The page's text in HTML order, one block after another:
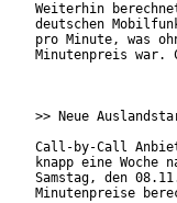
Weiterhin
deutschen
pro Minute, was
Minutenpreis war.
>> Neue
Call-by-Call
knapp eine
Samstag, den
Minutenpreise